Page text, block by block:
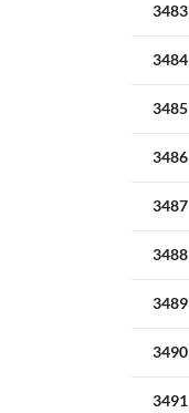
3483
3484
3485
3486
3487
3488
3489
3490
3491